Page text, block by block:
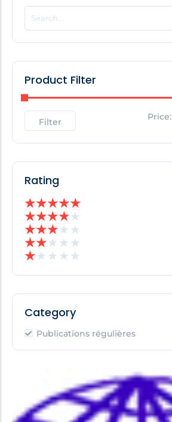
POPULAR THIS WEEK
No Posts Found!
No Posts Found!
Product Filter
Filter Price:
Rating
★★★★★
★★★★★
★★★★ ★
★★★ ★ ★
★★ ★ ★ ★
Category
Publications régulières